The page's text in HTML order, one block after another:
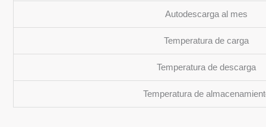
Autodescarga al mes
Temperatura de carga
Temperatura de descarga
Temperatura de